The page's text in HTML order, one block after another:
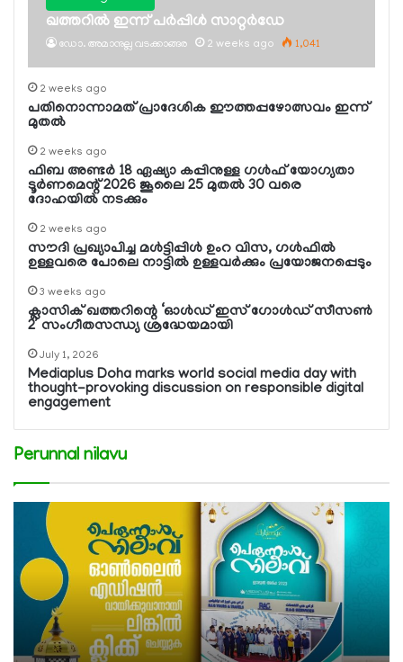
ഖത്തറില്‍ ഇന്ന് പര്‍പ്പിള്‍ സാറ്റര്‍ഡേ
ഡോ. അമാനുല്ല വടക്കാങ്ങര 2 weeks ago 1,041
2 weeks ago
പതിനൊന്നാമത് പ്രാദേശിക ഈത്തപ്പഴോത്സവം ഇന്ന്
മുതല്‍
2 weeks ago
ഫിബ അണ്ടര്‍ 18 ഏഷ്യാ കപ്പിനുള്ള ഗള്‍ഫ് യോഗ്യതാ
ടൂര്‍ണമെന്റ് 2026 ജൂലൈ 25 മുതല്‍ 30 വരെ
ദോഹയില്‍ നടക്കും
2 weeks ago
സൗദി പ്രഖ്യാപിച്ച മള്‍ട്ടിപ്പിള്‍ ഉംറ വിസ, ഗള്‍ഫില്‍
ഉള്ളവരെ പോലെ നാട്ടില്‍ ഉള്ളവര്‍ക്കും പ്രയോജനപ്പെടും
3 weeks ago
ക്ലാസിക് ഖത്തറിന്റെ ‘ഓള്‍ഡ് ഇസ് ഗോള്‍ഡ് സീസണ്‍
2’ സംഗീതസന്ധ്യ ശ്രദ്ധേയമായി
July 1, 2026
Mediaplus Doha marks world social media day with
thought-provoking discussion on responsible digital
engagement
Perunnal nilavu